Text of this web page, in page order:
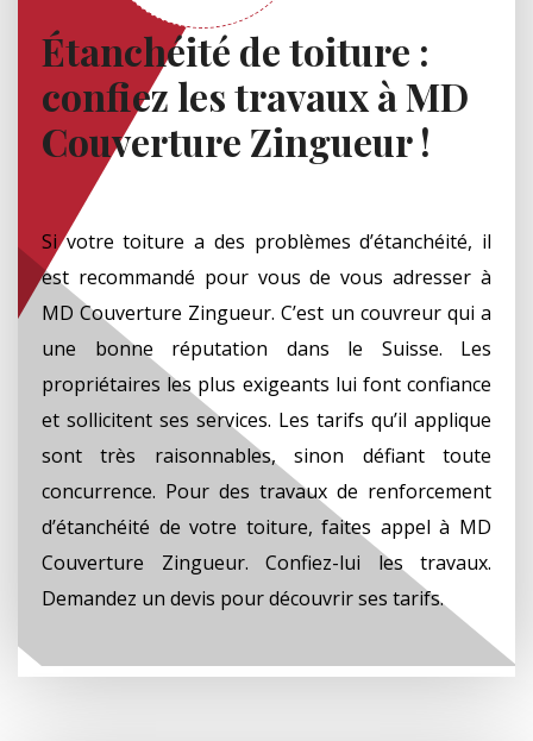
Étanchéité de toiture :
confiez les travaux à MD
Couverture Zingueur !
Si votre toiture a des problèmes d’étanchéité, il
est recommandé pour vous de vous adresser à
MD Couverture Zingueur. C’est un couvreur qui a
une bonne réputation dans le Suisse. Les
propriétaires les plus exigeants lui font confiance
et sollicitent ses services. Les tarifs qu’il applique
sont très raisonnables, sinon défiant toute
concurrence. Pour des travaux de renforcement
d’étanchéité de votre toiture, faites appel à MD
Couverture Zingueur. Confiez-lui les travaux.
Demandez un devis pour découvrir ses tarifs.